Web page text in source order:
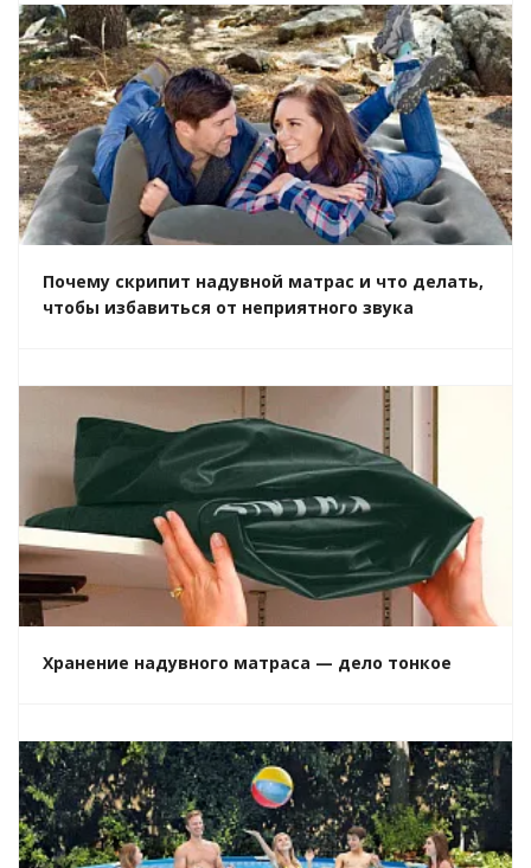
Почему скрипит надувной матрас и что делать,
чтобы избавиться от неприятного звука
Хранение надувного матраса — дело тонкое